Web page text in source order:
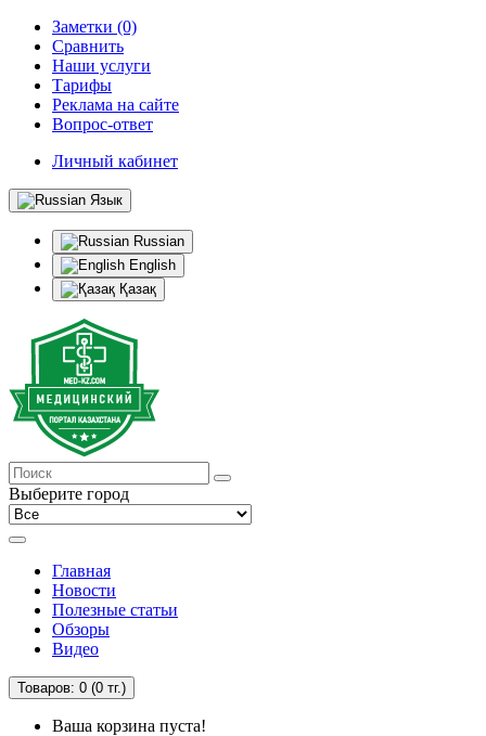
Заметки (0)
Сравнить
Наши услуги
Тарифы
Реклама на сайте
Вопрос-ответ
Личный кабинет
Язык
Russian
English
Қазақ
Выберите город
Главная
Новости
Полезные статьи
Обзоры
Видео
Товаров: 0 (0 тг.)
Ваша корзина пуста!